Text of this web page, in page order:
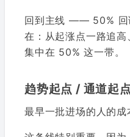
回到主线 —— 50% 回
在：从起涨点一路追
集中在 50% 这一带。
趋势起点 / 通道起点
最早一批进场的人的成